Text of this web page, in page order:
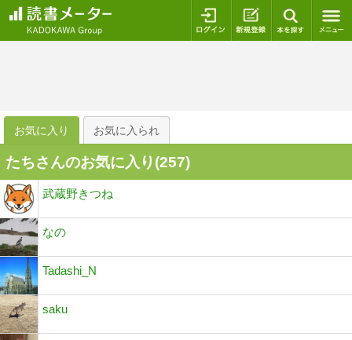
ログイン 新規登録
お気に入り お気に入られ
たちさんのお気に入り(257)
武蔵野きつね
なの
Tadashi_N
saku